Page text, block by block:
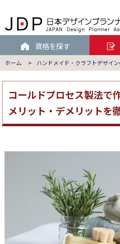
資格を探す
ホーム > ハンドメイド・クラフトデザイ
コールドプロセス製法で
メリット・デメリットを